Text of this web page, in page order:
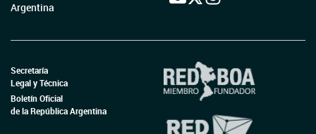
Argentina
Secretaría
Legal y Técnica
Boletín Oficial
de la República Argentina